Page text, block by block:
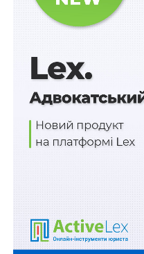
Нові порядки
коштів фонду
Про
професійної
щомісяця
ПОВ'ЯЗАНІ ТЕМИ: FEATURED
Нові правила
НЕ ПРОПУСТІТЬ
2 умови розірвання
закупівлю,